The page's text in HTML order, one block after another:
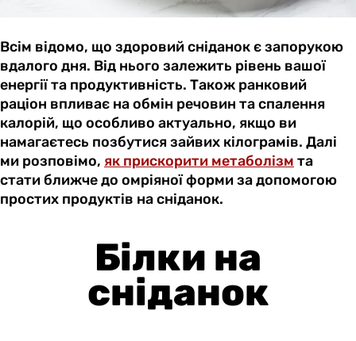
Всім відомо, що здоровий сніданок є запорукою
вдалого дня. Від нього залежить рівень вашої
енергії та продуктивність. Також ранковий
раціон впливає на обмін речовин та спалення
калорій, що особливо актуально, якщо ви
намагаєтесь позбутися зайвих кілограмів. Далі
ми розповімо, як прискорити метаболізм та
стати ближче до омріяної форми за допомогою
простих продуктів на сніданок.
Білки на
сніданок